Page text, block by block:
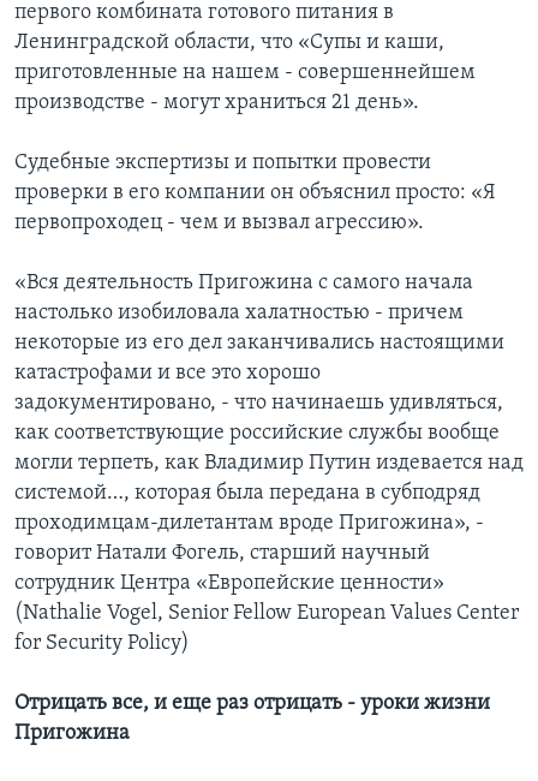
первого комбината готового питания в
Ленинградской области, что «Супы и каши,
приготовленные на нашем - совершеннейшем
производстве - могут храниться 21 день».
Судебные экспертизы и попытки провести
проверки в его компании он объяснил просто: «Я
первопроходец - чем и вызвал агрессию».
«Вся деятельность Пригожина с самого начала
настолько изобиловала халатностью - причем
некоторые из его дел заканчивались настоящими
катастрофами и все это хорошо
задокументировано, - что начинаешь удивляться,
как соответствующие российские службы вообще
могли терпеть, как Владимир Путин издевается над
системой…, которая была передана в субподряд
проходимцам-дилетантам вроде Пригожина», -
говорит Натали Фогель, старший научный
сотрудник Центра «Европейские ценности»
(Nathalie Vogel, Senior Fellow European Values Center
for Security Policy)
Отрицать все, и еще раз отрицать - уроки жизни
Пригожина